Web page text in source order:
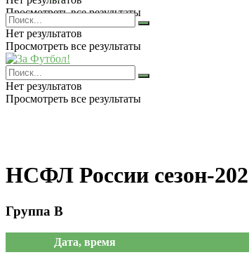
Просмотреть все результаты
Нет результатов
Просмотреть все результаты
Нет результатов
Просмотреть все результаты
НСФЛ России сезон-
Группа В
Дата, время